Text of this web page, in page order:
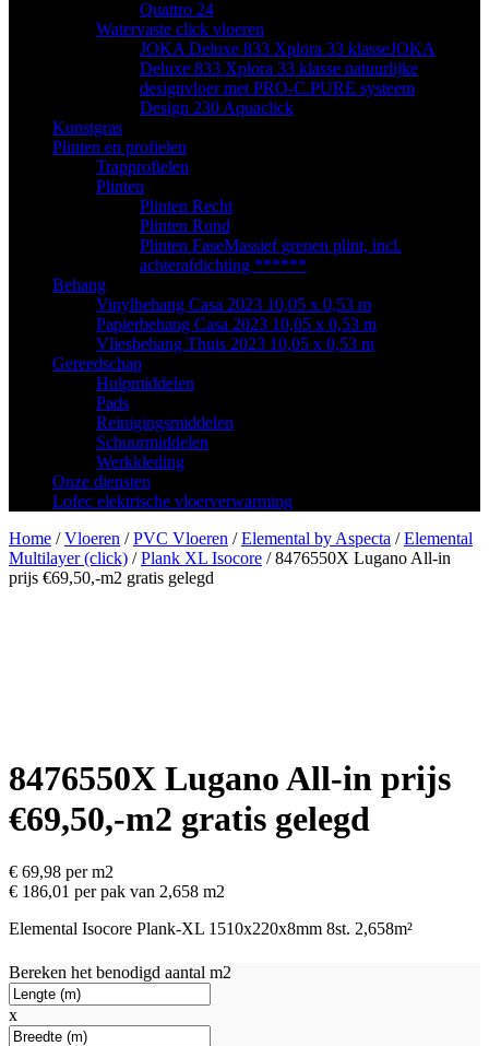
Quattro 24
Watervaste click vloeren
JOKA Deluxe 833 Xplora 33 klasseJOKA
Deluxe 833 Xplora 33 klasse natuurlijke
designvloer met PRO-C.PURE systeem
Design 230 Aquaclick
Kunstgras
Plinten en profielen
Trapprofielen
Plinten
Plinten Recht
Plinten Rond
Plinten FaseMassief grenen plint, incl.
achterafdichting ******
Behang
Vinylbehang Casa 2023 10,05 x 0,53 m
Papierbehang Casa 2023 10,05 x 0,53 m
Vliesbehang Thuis 2023 10,05 x 0,53 m
Gereedschap
Hulpmiddelen
Pads
Reinigingsmiddelen
Schuurmiddelen
Werkkleding
Onze diensten
Lofec elektrische vloerverwarming
Home /Vloeren /PVC Vloeren /Elemental by Aspecta /Elemental
Multilayer (click) /Plank XL Isocore / 8476550X Lugano All-in
prijs €69,50,-m2 gratis gelegd
8476550X Lugano All-in prijs
€69,50,-m2 gratis gelegd
€ 69,98 per m2
€ 186,01 per pak van 2,658 m2
Elemental Isocore Plank-XL 1510x220x8mm 8st. 2,658m²
Bereken het benodigd aantal m2
x